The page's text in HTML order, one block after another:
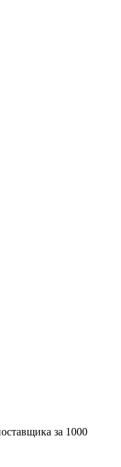
за 1000